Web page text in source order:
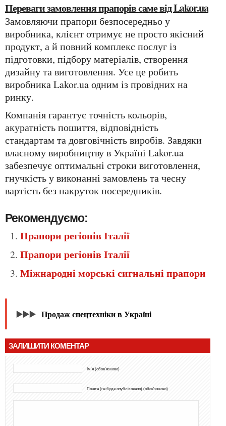
Переваги замовлення прапорів саме від Lakor.ua
Замовляючи прапори безпосередньо у
виробника, клієнт отримує не просто якісний
продукт, а й повний комплекс послуг із
підготовки, підбору матеріалів, створення
дизайну та виготовлення. Усе це робить
виробника Lakor.ua одним із провідних на
ринку.
Компанія гарантує точність кольорів,
акуратність пошиття, відповідність
стандартам та довговічність виробів. Завдяки
власному виробництву в Україні Lakor.ua
забезпечує оптимальні строки виготовлення,
гнучкість у виконанні замовлень та чесну
вартість без накруток посередників.
Рекомендуємо:
Прапори регіонів Італії
Прапори регіонів Італії
Міжнародні морські сигнальні прапори
▶️▶️▶️ Продаж спецтехніки в Україні
ЗАЛИШИТИ КОМЕНТАР
Ім'я (обов'язково)
Пошта (не буде опубліковано) (обов'язково)